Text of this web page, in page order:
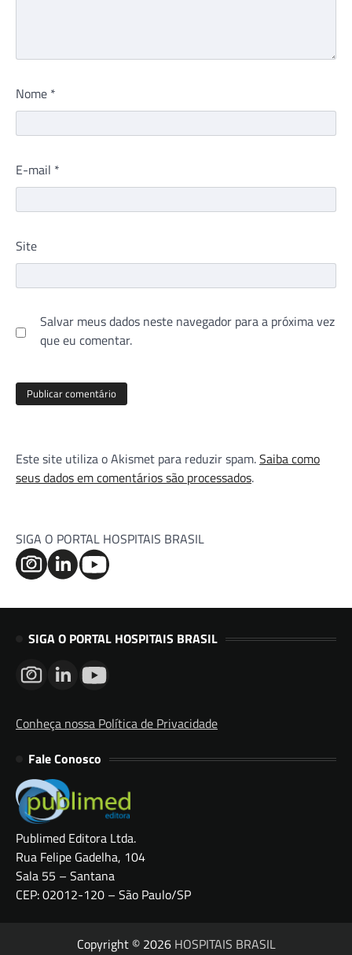
Nome *
E-mail *
Site
Salvar meus dados neste navegador para a próxima vez
que eu comentar.
Este site utiliza o Akismet para reduzir spam.Saiba como
seus dados em comentários são processados.
SIGA O PORTAL HOSPITAIS BRASIL
SIGA O PORTAL HOSPITAIS BRASIL
Conheça nossa Política de Privacidade
Fale Conosco
Publimed Editora Ltda.
Rua Felipe Gadelha, 104
Sala 55 – Santana
CEP: 02012-120 – São Paulo/SP
Copyright © 2026 HOSPITAIS BRASIL